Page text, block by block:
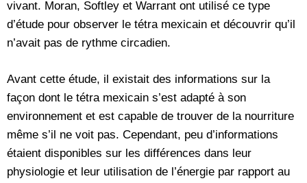
vivant. Moran, Softley et Warrant ont utilisé ce type
d’étude pour observer le tétra mexicain et découvrir qu’il
n’avait pas de rythme circadien.
Avant cette étude, il existait des informations sur la
façon dont le tétra mexicain s’est adapté à son
environnement et est capable de trouver de la nourriture
même s’il ne voit pas. Cependant, peu d’informations
étaient disponibles sur les différences dans leur
physiologie et leur utilisation de l’énergie par rapport au